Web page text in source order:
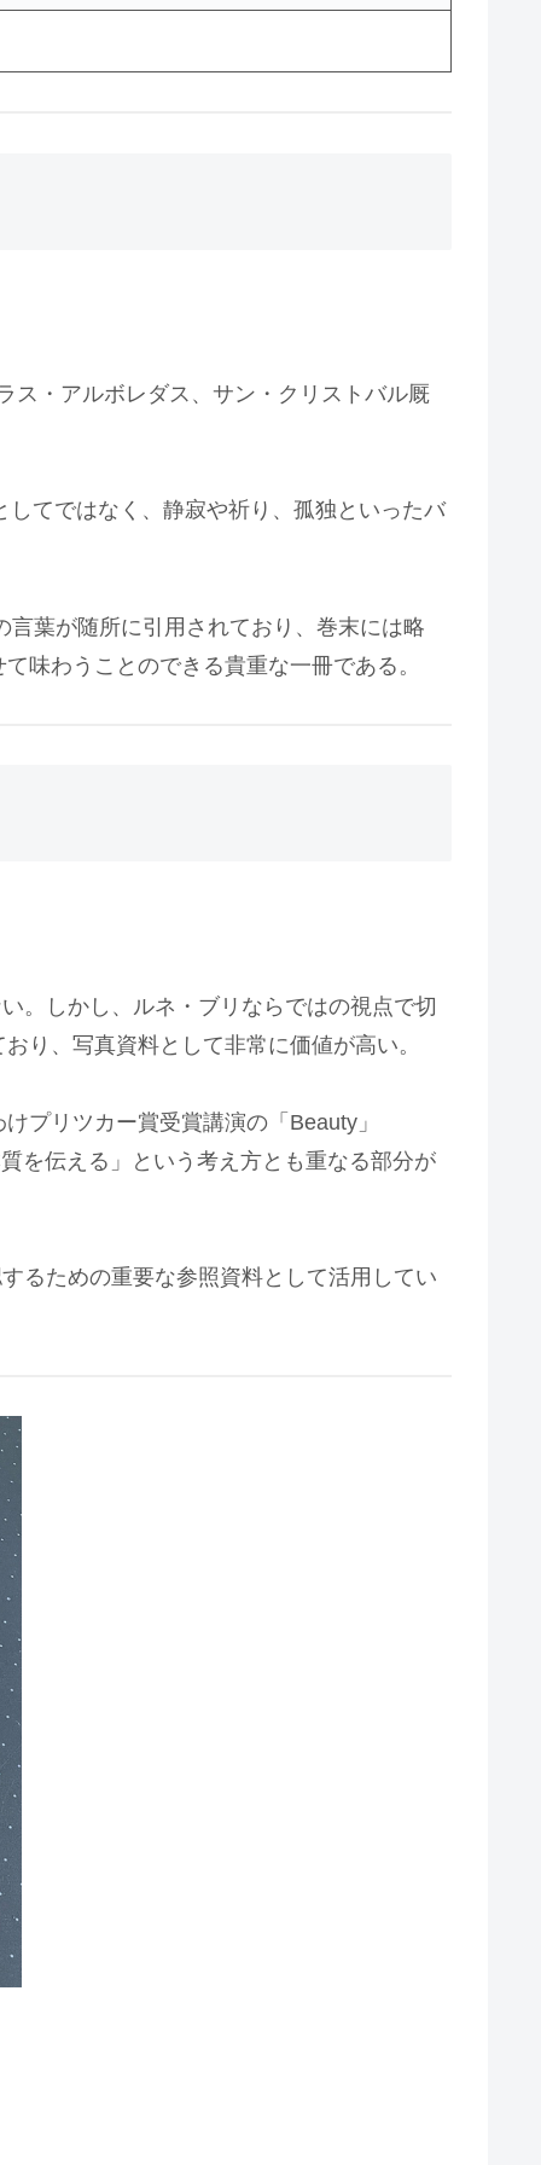
ス・アルボレダス、サン・クリストバル厩
てではなく、静寂や祈り、孤独といったバ
葉が随所に引用されており、巻末には略
味わうことのできる貴重な一冊である。
。しかし、ルネ・ブリならではの視点で切
り、写真資料として非常に価値が高い。
プリツカー賞受賞講演の「Beauty」
を伝える」という考え方とも重なる部分が
るための重要な参照資料として活用してい